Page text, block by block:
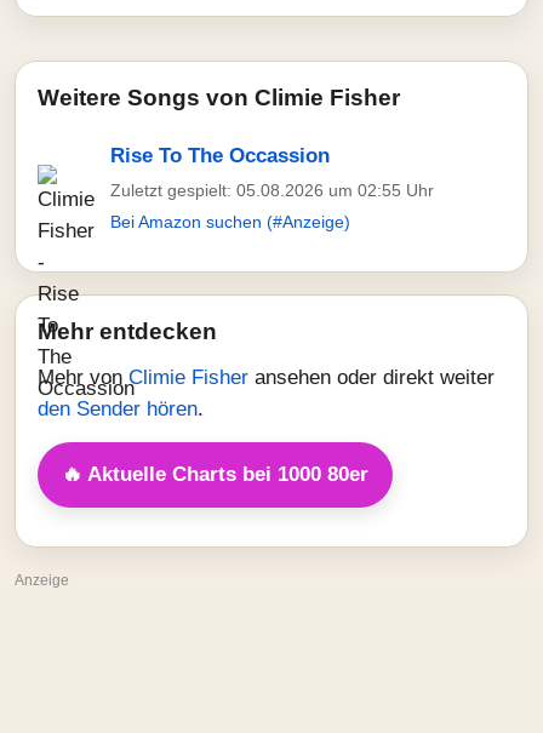
Weitere Songs von Climie Fisher
Rise To The Occassion
Zuletzt gespielt: 05.08.2026 um 02:55 Uhr
Bei Amazon suchen (#Anzeige)
Mehr entdecken
Mehr von Climie Fisher ansehen oder direkt weiter
den Sender hören.
🔥 Aktuelle Charts bei 1000 80er
Anzeige